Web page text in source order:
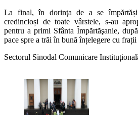
La final, în dorinţa de a se
credincioși de toate vârstele, s-au
pentru a primi Sfânta Împărtăşanie,
pace spre a trăi în bună înțelegere cu
Sectorul Sinodal Comunicare